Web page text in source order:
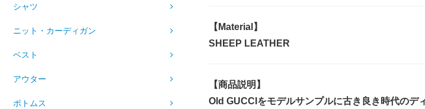
シャツ
ニット・カーディガン
ベスト
アウター
ボトムス
【Material】
SHEEP LEATHER
【商品説明】
Old GUCCIをモデルサンプルに古き良き時代のデ